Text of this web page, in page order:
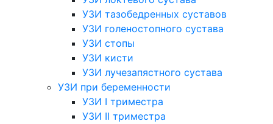
УЗИ тазобедренных суставов
УЗИ голеностопного сустава
УЗИ стопы
УЗИ кисти
УЗИ лучезапястного сустава
УЗИ при беременности
УЗИ I триместра
УЗИ II триместра